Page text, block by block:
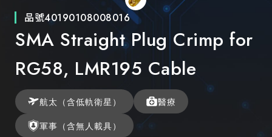
品號40190108008016
SMA Straight Plug Crimp for
RG58, LMR195 Cable
航太（含低軌衛星） 醫療
軍事（含無人載具）